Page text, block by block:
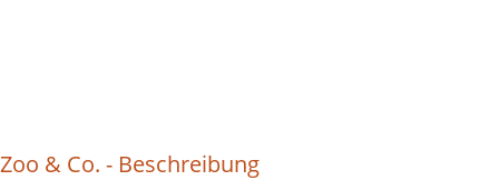
Zoo & Co. - Beschreibung